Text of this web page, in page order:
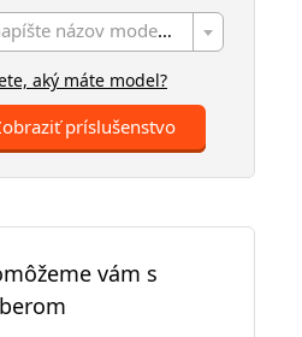
- napíšte názov modelu -
aký máte model?
príslušenstvo
vám s